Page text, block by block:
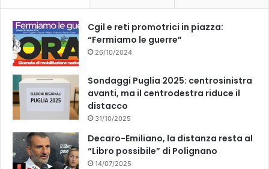
k
Cgil e reti promotrici in piazza:
“Fermiamo le guerre”
26/10/2024
Sondaggi Puglia 2025: centrosinistra
avanti, ma il centrodestra riduce il
distacco
31/10/2025
Decaro-Emiliano, la distanza resta al
“Libro possibile” di Polignano
14/07/2025